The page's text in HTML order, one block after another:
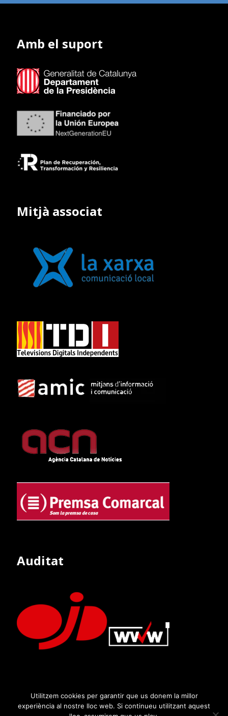
Amb el suport
Mitjà associat
Auditat
Utilitzem cookies per garantir que us donem la millor
experiència al nostre lloc web. Si continueu utilitzant aquest